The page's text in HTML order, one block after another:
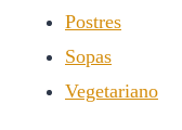
Postres
Sopas
Vegetariano